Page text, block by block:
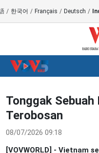
/ 한국어 / Français / Deutsch /
Tonggak
Terobosan
08/07/2026 09:18
[VOVWORLD] - Vietnam